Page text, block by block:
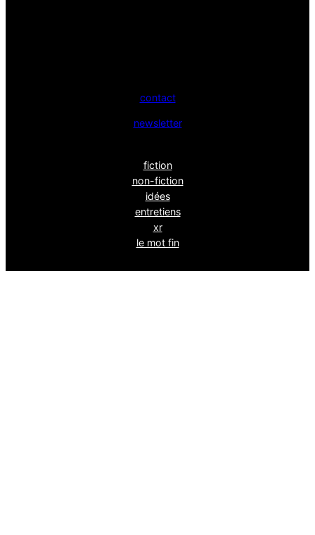
contact
newsletter
fiction
non-fiction
idées
entretiens
xr
le mot fin